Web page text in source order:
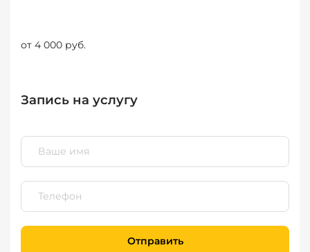
от 4 000 руб.
Запись на услугу
Отправить